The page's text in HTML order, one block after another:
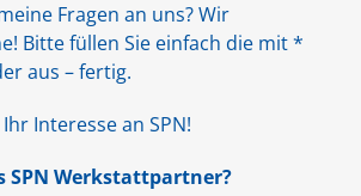
Fragen an uns? Wir
Bitte füllen Sie einfach die mit *
aus – fertig.
Interesse an SPN!
SPN Werkstattpartner?